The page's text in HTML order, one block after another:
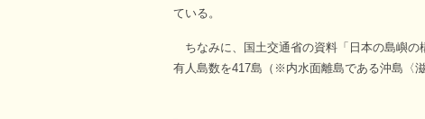
ている。
ちなみに、国土交通省の資料「日本の島嶼の
有人島数を417島（※内水面離島である沖島〈